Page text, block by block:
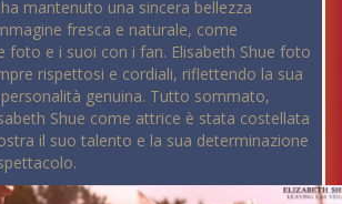
mantenuto una sincera bellezza
fresca e naturale, come
foto e i suoi con i fan. Elisabeth Shue foto
rispettosi e cordiali, riflettendo la sua
genuina. Tutto sommato,
Shue come attrice è stata costellata
il suo talento e la sua determinazione